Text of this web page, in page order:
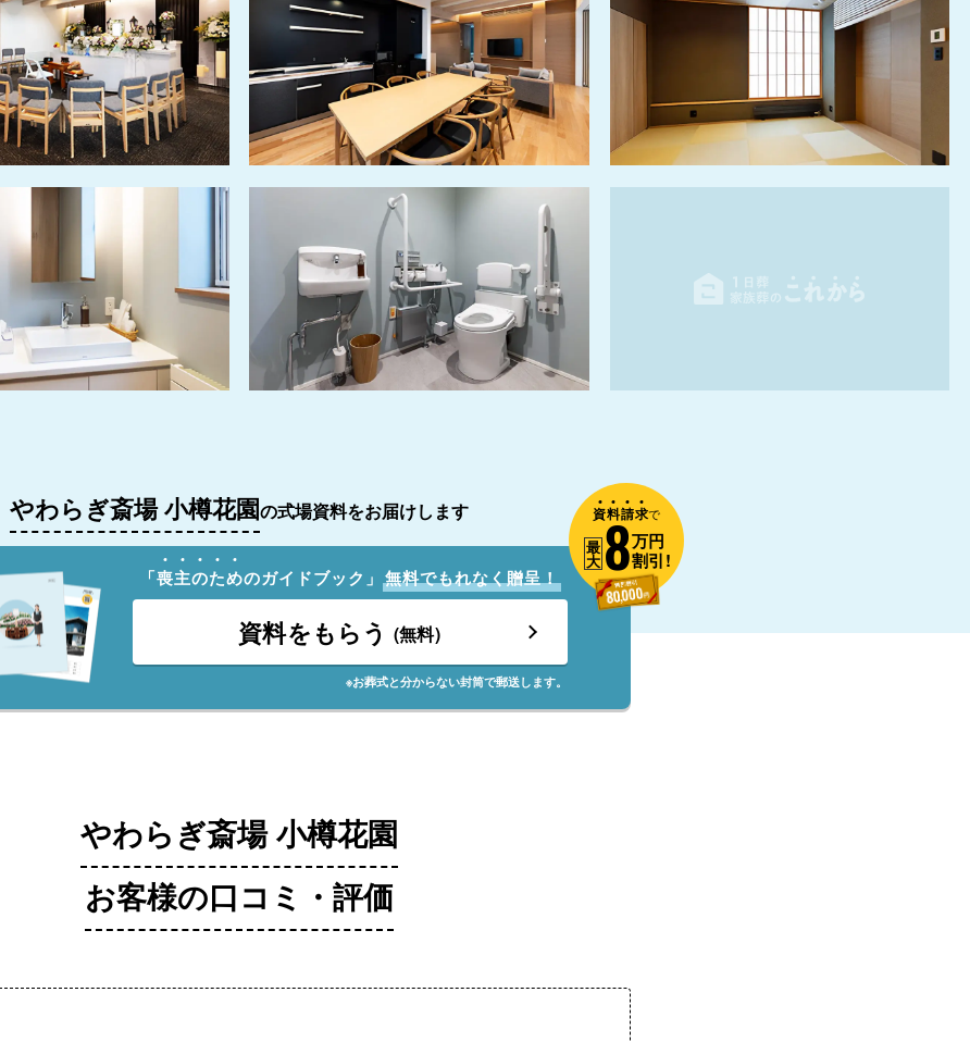
やわらぎ斎場 小樽花園の式場資料をお届けします
「喪主のためのガイドブック」 無料でもれなく贈呈！
資料をもらう (無料)
※お葬式と分からない封筒で郵送します。
資料請求で
最
大8万円
割引!
やわらぎ斎場 小樽花園
お客様の口コミ・評価